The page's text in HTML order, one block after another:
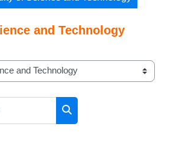
and Technology
Buscar cursos